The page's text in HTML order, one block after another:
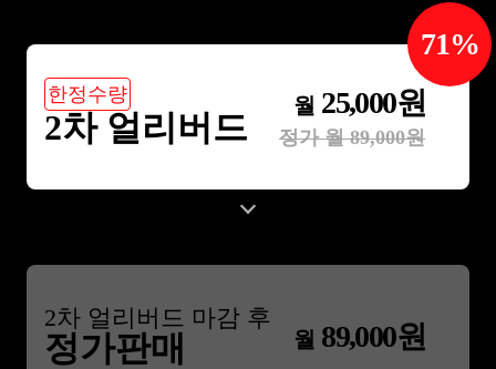
한정수량
2차 얼리버드
월 25,000원
정가 월89,000원
71%
2차 얼리버드 마감 후
정가판매 월 89,000원